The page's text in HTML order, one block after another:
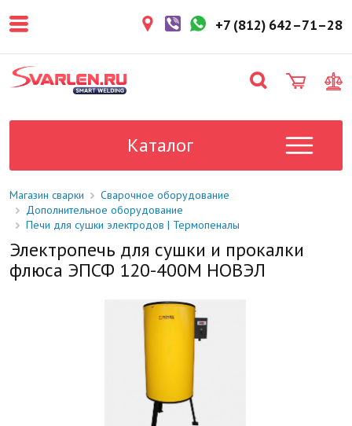
более 3 рабочих дней.
поставки в магазин: 1-2 рабочих
дня.
Данный товар отсутствует на
уточните у менеджера.
+7 (812) 642–71–28
Каталог
Магазин сварки
Сварочное оборудование
Дополнительное оборудование
Печи для сушки электродов | Термопеналы
Электропечь для сушки и прокалки
флюса ЭПСФ 120-400М НОВЭЛ